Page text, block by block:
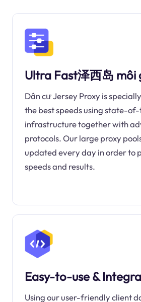
Ultra Fast泽西岛 môi
Dân cư Jersey Proxy is
the best speeds using state-
infrastructure together with
protocols. Our large proxy
updated every day in order to
speeds and results.
Easy-to-use &
Using our user-friendly client